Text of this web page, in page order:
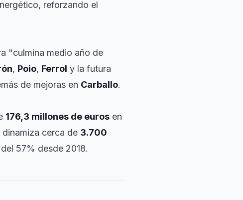
reforzando el
"culmina medio año de
, Poio, Ferrol y la futura
de mejoras en Carballo.
176,3 millones de euros en
cerca de 3.700
57% desde 2018.